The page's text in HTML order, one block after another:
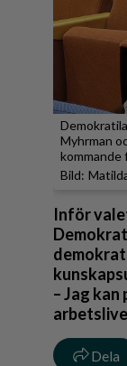
Myhrman
kommande
Inför
– Jag
Dela